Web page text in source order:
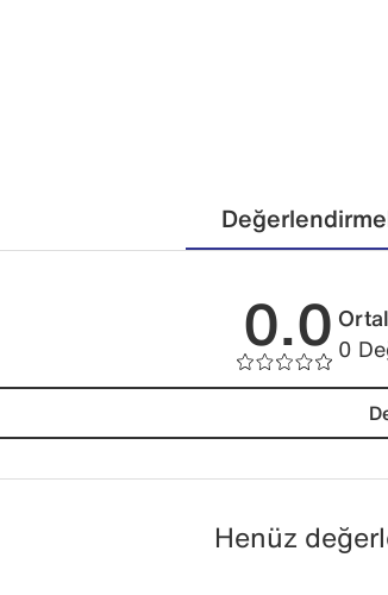
0.0 0
Henüz